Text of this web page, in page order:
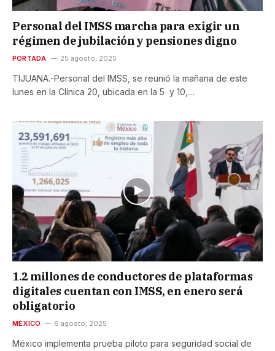
Personal del IMSS marcha para exigir un
régimen de jubilación y pensiones digno
PORTADA 25 agosto, 2025
TIJUANA.-Personal del IMSS, se reunió la mañana de este
lunes en la Clínica 20, ubicada en la 5 y 10,…
1.2 millones de conductores de plataformas
digitales cuentan con IMSS, en enero será
obligatorio
MÉXICO 6 agosto, 2025
México implementa prueba piloto para seguridad social de